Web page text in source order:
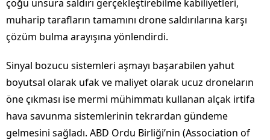
çoğu unsura saldırı gerçekleştirebilme kabiliyetleri,
muharip tarafların tamamını drone saldırılarına karşı
çözüm bulma arayışına yönlendirdi.
Sinyal bozucu sistemleri aşmayı başarabilen yahut
boyutsal olarak ufak ve maliyet olarak ucuz droneların
öne çıkması ise mermi mühimmatı kullanan alçak irtifa
hava savunma sistemlerinin tekrardan gündeme
gelmesini sağladı. ABD Ordu Birliği’nin (Association of